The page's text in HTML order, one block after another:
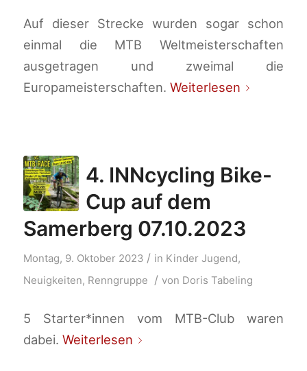
Auf dieser Strecke wurden sogar schon
einmal die MTB Weltmeisterschaften
ausgetragen und zweimal die
Europameisterschaften. Weiterlesen
4. INNcycling Bike-
Cup auf dem
Samerberg 07.10.2023
Montag, 9. Oktober 2023 / in Kinder Jugend,
Neuigkeiten, Renngruppe / von Doris Tabeling
5 Starter*innen vom MTB-Club waren
dabei. Weiterlesen